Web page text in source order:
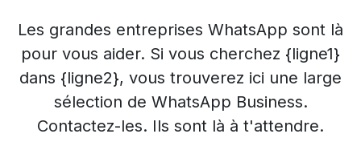
Les grandes entreprises WhatsApp sont là
pour vous aider. Si vous cherchez {ligne1}
dans {ligne2}, vous trouverez ici une large
sélection de WhatsApp Business.
Contactez-les. Ils sont là à t'attendre.